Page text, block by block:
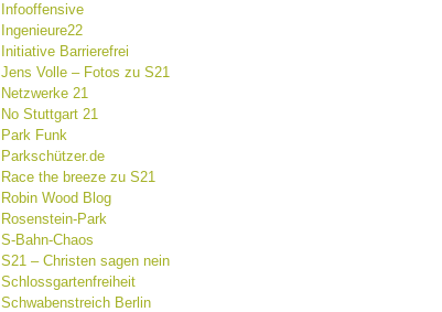
Infooffensive
Ingenieure22
Initiative Barrierefrei
Jens Volle – Fotos zu S21
Netzwerke 21
No Stuttgart 21
Park Funk
Parkschützer.de
Race the breeze zu S21
Robin Wood Blog
Rosenstein-Park
S-Bahn-Chaos
S21 – Christen sagen nein
Schlossgartenfreiheit
Schwabenstreich Berlin